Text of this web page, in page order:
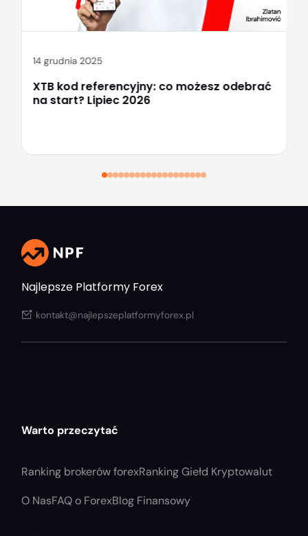
14 grudnia 2025
XTB kod referencyjny: co możesz odebrać
na start? Lipiec 2026
Najlepsze Platformy Forex
kontakt@najlepszeplatformyforex.pl
Warto przeczytać
Ranking brokerów forexRanking Giełd Kryptowalut
O NasFAQ o ForexBlog Finansowy